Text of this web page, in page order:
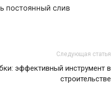
постоянный слив
Следующая статья
эффективный инструмент в
строительстве